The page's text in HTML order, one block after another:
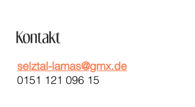
selztal-lamas@gmx.de
0151 121 096 15